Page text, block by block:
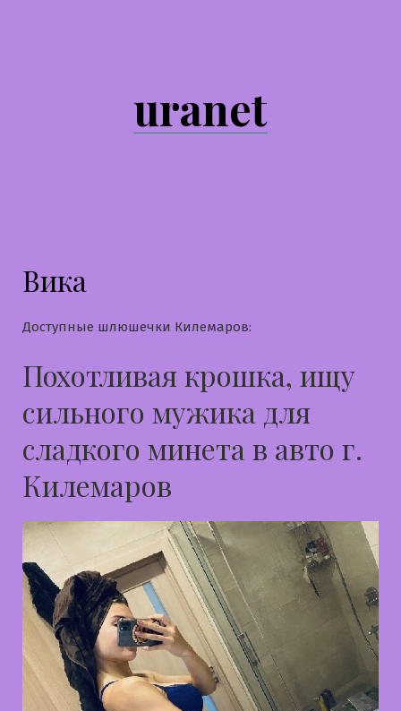
uranet
Вика
Доступные шлюшечки Килемаров:
Похотливая крошка, ищу
сильного мужика для
сладкого минета в авто г.
Килемаров